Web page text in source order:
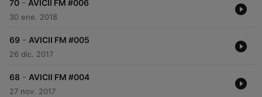
70 - AVICII FM #006
30 ene. 2018
69 - AVICII FM #005
26 dic. 2017
68 - AVICII FM #004
27 nov. 2017